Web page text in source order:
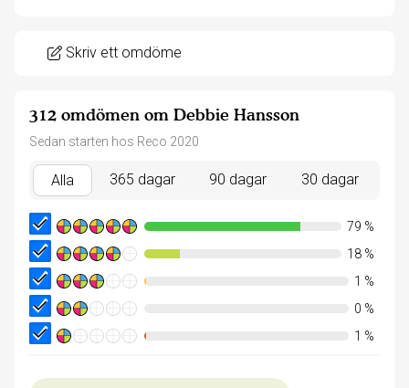
Skriv ett omdöme
312 omdömen om Debbie Hansson
Sedan starten hos Reco 2020
Alla 365 dagar 90 dagar 30 dagar
79 %
18%
1 %
0 %
1 %